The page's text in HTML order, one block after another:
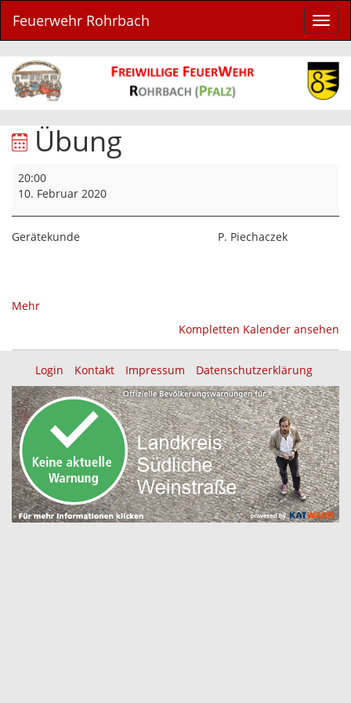
ein-/
Feuerwehr Rohrbach
Übung
20:00
10. Februar 2020
Gerätekunde P. Piechaczek
Mehrüber
Kompletten Kalender ansehen
Login Kontakt Impressum Datenschutzerklärung